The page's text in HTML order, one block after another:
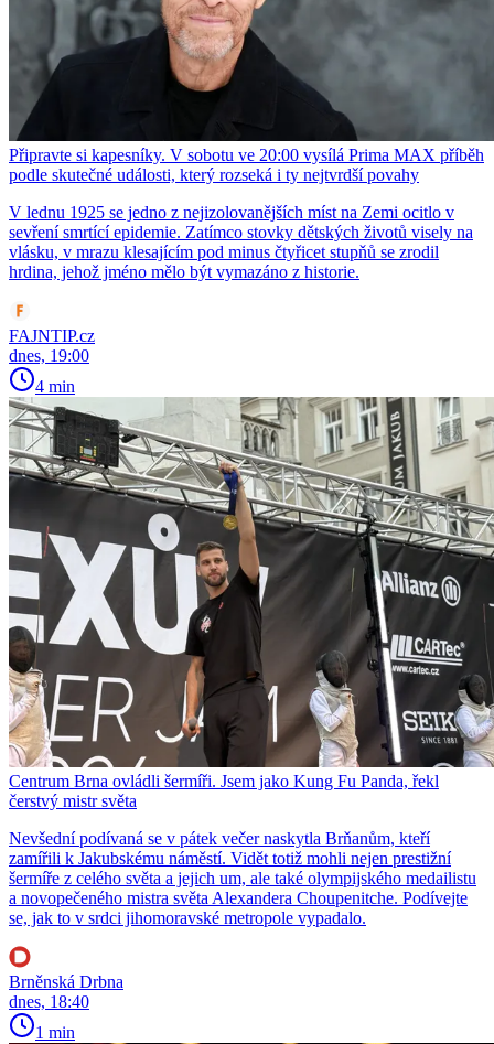
Připravte si kapesníky. V sobotu ve 20:00 vysílá Prima MAX příběh
podle skutečné události, který rozseká i ty nejtvrdší povahy
V lednu 1925 se jedno z nejizolovanějších míst na Zemi ocitlo v
sevření smrtící epidemie. Zatímco stovky dětských životů visely na
vlásku, v mrazu klesajícím pod minus čtyřicet stupňů se zrodil
hrdina, jehož jméno mělo být vymazáno z historie.
FAJNTIP.cz
dnes, 19:00
4 min
Centrum Brna ovládli šermíři. Jsem jako Kung Fu Panda, řekl
čerstvý mistr světa
Nevšední podívaná se v pátek večer naskytla Brňanům, kteří
zamířili k Jakubskému náměstí. Vidět totiž mohli nejen prestižní
šermíře z celého světa a jejich um, ale také olympijského medailistu
a novopečeného mistra světa Alexandera Choupenitche. Podívejte
se, jak to v srdci jihomoravské metropole vypadalo.
Brněnská Drbna
dnes, 18:40
1 min